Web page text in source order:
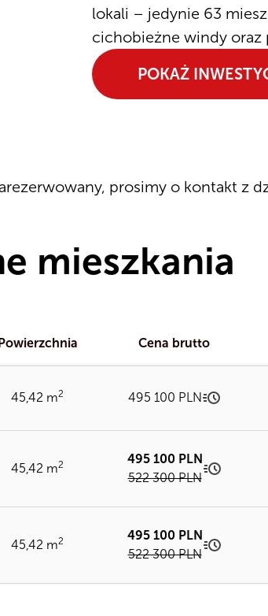
lokali – jedynie 63
cichobieżne windy oraz
POKAŻ
prosimy o kontakt z
mieszkania
Cena brutto
45,42 m2 495 100 PLN
Cena/m²
45,42 m2
495 100 PLN
522 300 PLN
Cena/m²
45,42 m2
495 100 PLN
522 300 PLN